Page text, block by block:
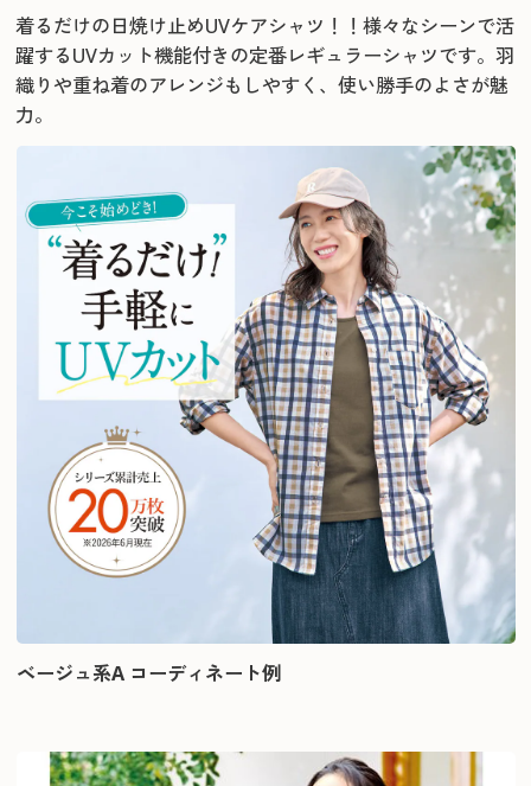
着るだけの日焼け止めUVケアシャツ！！様々なシーンで活
躍するUVカット機能付きの定番レギュラーシャツです。羽
織りや重ね着のアレンジもしやすく、使い勝手のよさが魅
力。
ベージュ系A コーディネート例